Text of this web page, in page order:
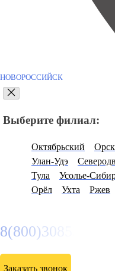
НОВОРОССИЙСК
Выберите филиал:
Октябрьский Орск
Улан-Удэ
Тула
Усолье-
Орёл
Ухта Ржев
8(800)3085303
Заказать звонок